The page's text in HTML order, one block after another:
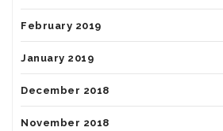
February 2019
January 2019
December 2018
November 2018